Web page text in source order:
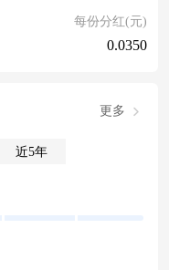
每份分红(元)
0.0350
更多
近5年